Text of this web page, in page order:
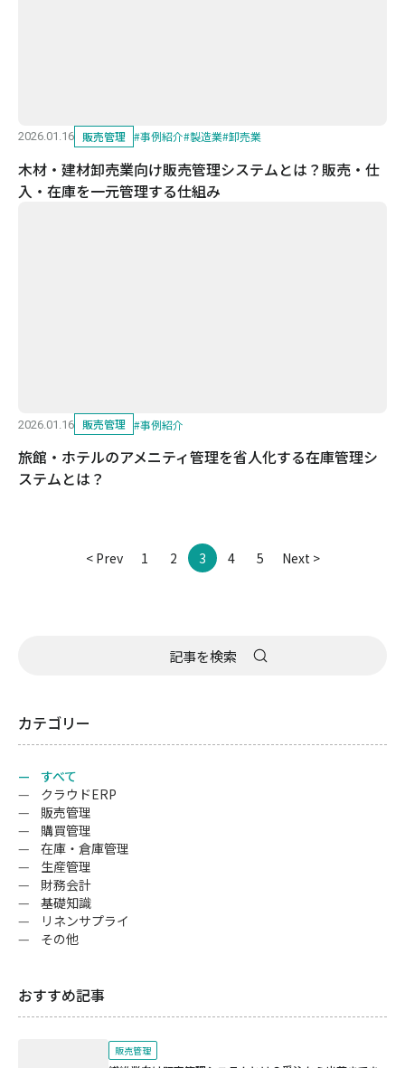
2026.01.16 販売管理 #事例紹介#製造業#卸売業
木材・建材卸売業向け販売管理システムとは？販売・仕
入・在庫を一元管理する仕組み
2026.01.16 販売管理 #事例紹介
旅館・ホテルのアメニティ管理を省人化する在庫管理シ
ステムとは？
< Prev 1 2 3 4 5 Next >
カテゴリー
すべて
クラウドERP
販売管理
購買管理
在庫・倉庫管理
生産管理
財務会計
基礎知識
リネンサプライ
その他
おすすめ記事
販売管理